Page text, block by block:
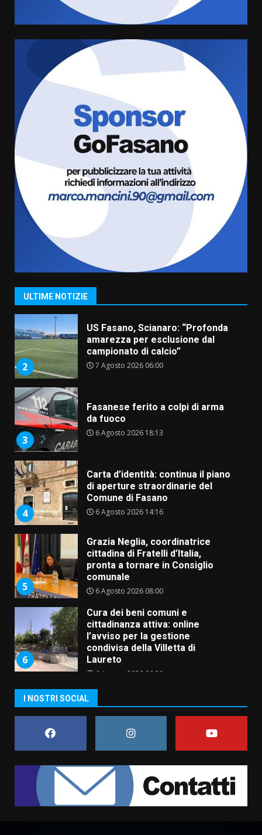
ULTIME NOTIZIE
Cura dei beni comuni e
cittadinanza attiva: online
l’avviso per la gestione
condivisa della Villetta di
Laureto
La magia del Minareto e la prima
assoluta de “L’Albergo
Belvedere. Il rapimento”
6 Agosto 2026 06:15
“I Contestatori: Musica di
Rivoluzione”: nuovo
appuntamento con “Fasano in
Banda”
7 Agosto 2026 06:05
2
US Fasano, Scianaro: “Profonda
amarezza per esclusione dal
3
Fasanese ferito a colpi di arma
da fuoco
6 Agosto 2026 18:13
4
Carta d’identità: continua il piano
di aperture straordinarie del
Comune di Fasano
6 Agosto 2026 14:16
5
Grazia Neglia, coordinatrice
cittadina di Fratelli d’Italia,
pronta a tornare in Consiglio
comunale
6 Agosto 2026 08:00
6
Cura dei beni comuni e
cittadinanza attiva: online
l’avviso per la gestione
condivisa della Villetta di
Laureto
7
La magia del Minareto e la prima
assoluta de “L’Albergo
Belvedere. Il rapimento”
6 Agosto 2026 06:15
“I Contestatori: Musica di
Rivoluzione”: nuovo
7 Agosto 2026 06:05
2
US Fasano, Scianaro: “Profonda
amarezza per esclusione dal
campionato di calcio”
7 Agosto 2026 06:00
I NOSTRI SOCIAL